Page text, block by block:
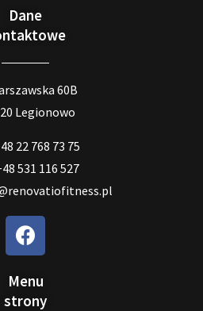
Dane
60B
Legionowo
22 768 73 75
531 116 527
Menu
strony